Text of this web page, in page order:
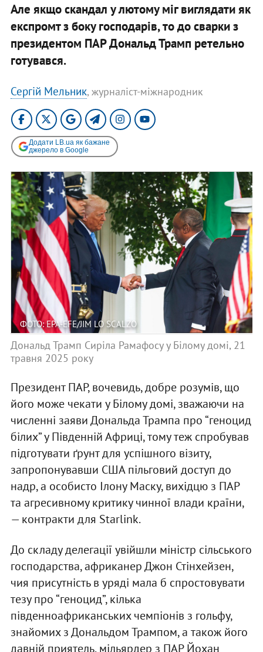
Але якщо скандал у лютому міг виглядати як
експромт з боку господарів, то до сварки з
президентом ПАР Дональд Трамп ретельно
готувався.
Сергій Мельник, журналіст-міжнародник
Додати LB.ua як бажане
джерело в Google
ФОТО: EPA-EFE/JIM LO SCALZO
Дональд Трамп Сиріла Рамафосу у Білому домі, 21
травня 2025 року
Президент ПАР, вочевидь, добре розумів, що
його може чекати у Білому домі, зважаючи на
численні заяви Дональда Трампа про “геноцид
білих” у Південній Африці, тому теж спробував
підготувати ґрунт для успішного візиту,
запропонувавши США пільговий доступ до
надр, а особисто Ілону Маску, вихідцю з ПАР
та агресивному критику чинної влади країни,
— контракти для Starlink.
До складу делегації увійшли міністр сільського
господарства, африканер Джон Стінхейзен,
чия присутність в уряді мала б спростовувати
тезу про “геноцид”, кілька
південноафриканських чемпіонів з гольфу,
знайомих з Дональдом Трампом, а також його
давній приятель, мільярдер з ПАР Йохан